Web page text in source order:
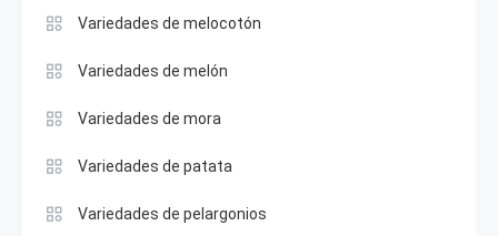
Variedades de melocotón
Variedades de melón
Variedades de mora
Variedades de patata
Variedades de pelargonios